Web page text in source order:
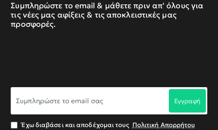
Συμπληρώστε το email & μάθετε πριν απ' όλους για
τις νέες μας αφίξεις & τις αποκλειστικές μας
προσφορές.
το
σας
Εγγραφή
Έχω διαβάσει και αποδέχομαι τους Πολιτική Απορρήτου